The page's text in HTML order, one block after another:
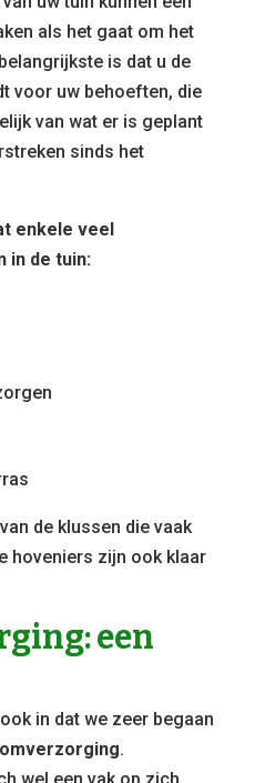
als het gaat om het
is dat u de
voor uw behoeften, die
van wat er is geplant
sinds het
enkele veel
in de tuin:
de klussen die vaak
hoveniers zijn ook klaar
een
in dat we zeer begaan
.